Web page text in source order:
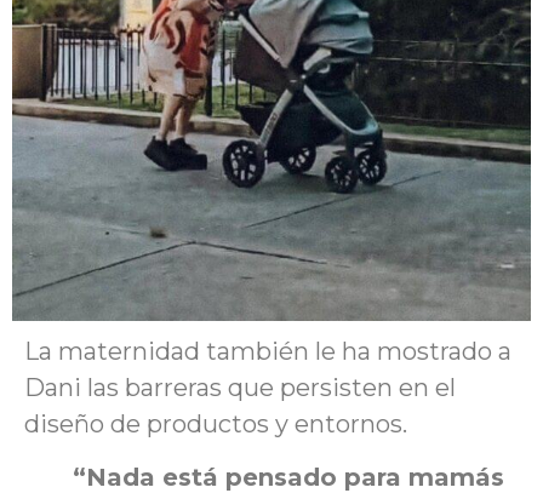
La maternidad también le ha mostrado a
Dani las barreras que persisten en el
diseño de productos y entornos.
“Nada está pensado para mamás